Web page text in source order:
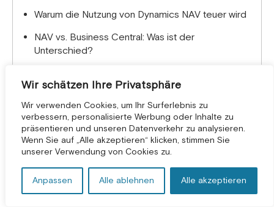
Wir schätzen Ihre Privatsphäre
Wir verwenden Cookies, um Ihr Surferlebnis zu
verbessern, personalisierte Werbung oder Inhalte zu
präsentieren und unseren Datenverkehr zu analysieren.
Wenn Sie auf „Alle akzeptieren“ klicken, stimmen Sie
unserer Verwendung von Cookies zu.
Anpassen Alle ablehnen Alle akzeptieren
KOSTENLOSE BERATUNG *
Warum die Nutzung von Dynamics NAV teuer wird
NAV vs. Business Central: Was ist der
Unterschied?
(Schritt für Schritt)
Wie eine erfolgreiche Migration von NAV zu
Business Central aussieht (Einblicke aus der
Praxis)